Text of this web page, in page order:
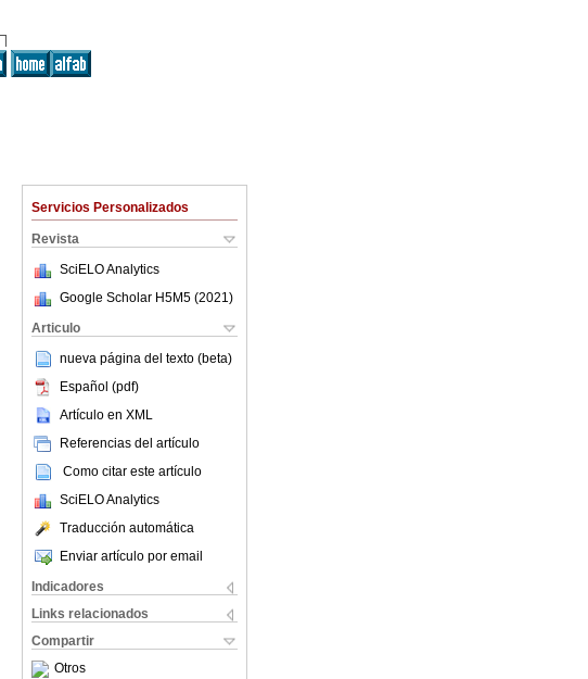
Servicios Personalizados
Revista
SciELO Analytics
Google Scholar H5M5 (2021 )
Articulo
nueva página del texto (beta)
Español (pdf)
Artículo en XML
Referencias del artículo
Como citar este artículo
SciELO Analytics
Traducción automática
Enviar artículo por email
Indicadores
Links relacionados
Compartir
Otros